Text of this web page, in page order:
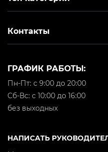
Контакты
ГРАФИК РАБОТЫ:
Пн-Пт: с 9:00 до 20:00
Cб-Вс: с 10:00 до 16:00
без выходных
НАПИСАТЬ